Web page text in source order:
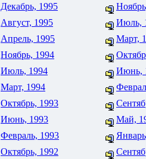
Декабрь, 1995
Август, 1995
Июль,
Апрель, 1995
Март,
Ноябрь, 1994
Июль, 1994
Июнь,
Март, 1994
Октябрь, 1993
Июнь, 1993
Май,
Февраль, 1993
Октябрь, 1992